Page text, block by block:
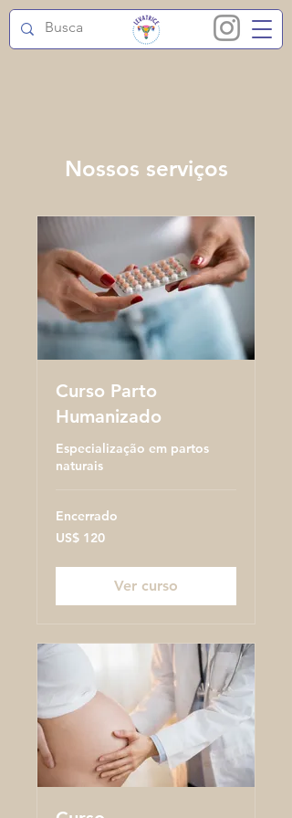
Nossos serviços
Curso Parto
Humanizado
Especialização em partos
naturais
Encerrado
120
Dólares
US$ 120
Ver curso